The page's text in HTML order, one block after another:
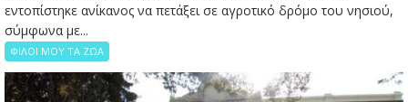
εντοπίστηκε ανίκανος να πετάξει σε αγροτικό δρόμο του νησιού,
σύμφωνα με...
ΦΙΛΟΙ ΜΟΥ ΤΑ ΖΩΑ